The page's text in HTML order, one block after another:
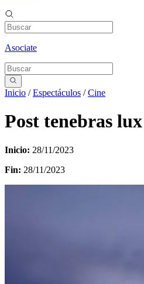
Asociate
Inicio /Espectáculos /Cine
Post tenebras lux
Inicio: 28/11/2023
Fin: 28/11/2023